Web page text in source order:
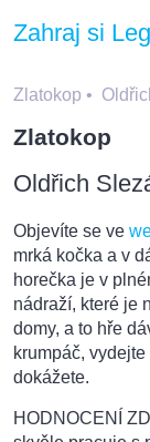
Zahraj si
Zlatokop •
Zlatokop
Oldřich
Objevíte se ve
mrká kočka a v
horečka je v
nádraží, které je
domy, a to hře
krumpáč,
dokážete.
HODNOCENÍ